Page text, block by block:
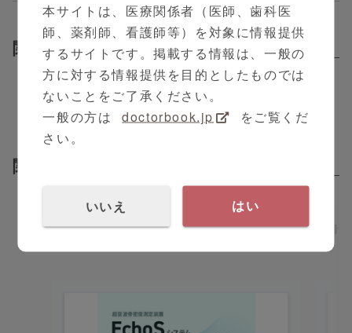
骨の健全性を超音波で見守り、
特別な設備は不要。
無被ばくで安心の測定。
超音波骨密度測定装置(EchoS,EchoStation)は、超
音波を使用した骨密度測定を可能にし、
測定結果を提供します。
院内であれば、外来診察室、病棟のベッドサイドにお
関連動画 Related Contents
関連資料
EchoS_カタログ
本サイトは、医療関係者（医師、歯科医
師、薬剤師、看護師等）を対象に情報提供
するサイトです。掲載する情報は、一般の
方に対する情報提供を目的としたものでは
ないことをご了承ください。
一般の方は
doctorbook.jp
をご覧くだ
さい。
いいえ はい